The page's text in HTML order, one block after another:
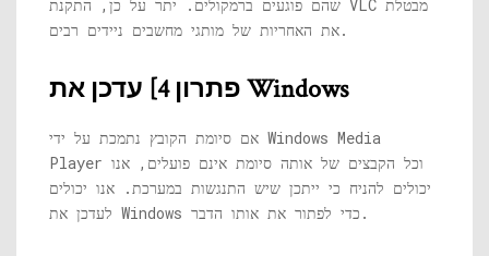
שהם פוגעים ברמקולים. יתר על כן, התקנת VLC מבטלת
את האחריות של מותגי מחשבים ניידים רבים.
פתרון 4] עדכן את Windows
אם סיומת הקובץ נתמכת על ידי Windows Media
Player וכל הקבצים של אותה סיומת אינם פועלים, אנו
יכולים להניח כי ייתכן שיש התנגשות במערכת. אנו יכולים
לעדכן את Windows כדי לפתור את אותו הדבר.